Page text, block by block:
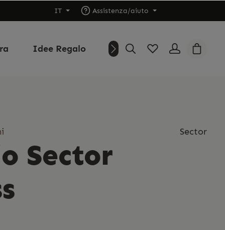
IT Assistenza/aiuto
Idee Regalo Outlet Chi siamo
Sector
Sector